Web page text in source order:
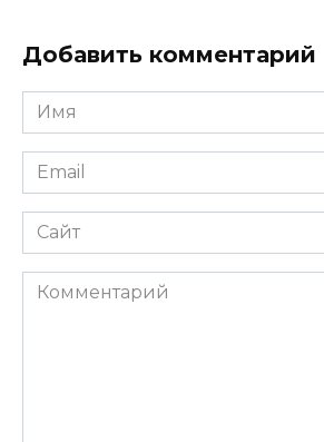
Добавить комментарий
Имя
*
Email
*
Сайт
Комментарий